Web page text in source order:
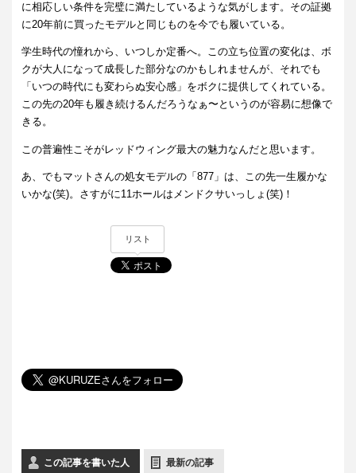
に相応しい条件を完璧に満たしているような気がします。その証拠
に20年前に買ったモデルと同じものを今でも履いている。
学生時代の憧れから、いつしか定番へ。この立ち位置の変化は、ボ
クが大人になって成長した部分なのかもしれませんが、それでも
「いつの時代にも変わらぬ安心感」をボクに提供してくれている。
この先の20年も履き続けるんだろうなぁ〜というのが容易に想像で
きる。
この普遍性こそがレッドウィング最大の魅力なんだと思います。
あ、でもマットさんの処女モデルの「877」は、この先一生履かな
いかな(笑)。さすがに11ホールはメンドクサいっしょ(笑)！
リスト
この記事を書いた人 最新の記事